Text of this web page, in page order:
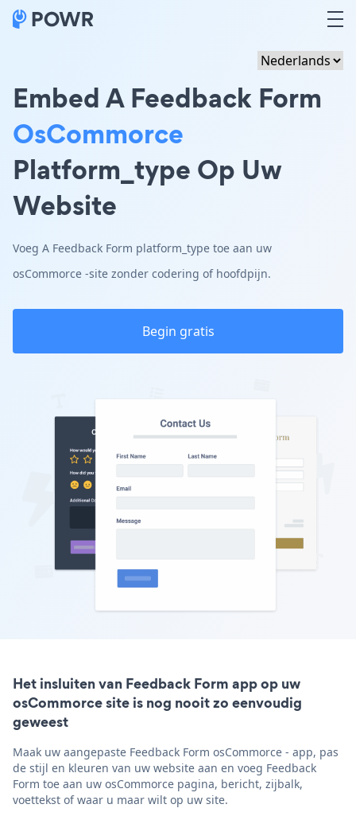
Embed A Feedback Form
OsCommorce
Platform_type Op Uw
Website
Voeg A Feedback Form platform_type toe aan uw
osCommorce -site zonder codering of hoofdpijn.
Begin gratis
Het insluiten van Feedback Form app op uw
osCommorce site is nog nooit zo eenvoudig
geweest
Maak uw aangepaste Feedback Form osCommorce - app, pas
de stijl en kleuren van uw website aan en voeg Feedback
Form toe aan uw osCommorce pagina, bericht, zijbalk,
voettekst of waar u maar wilt op uw site.